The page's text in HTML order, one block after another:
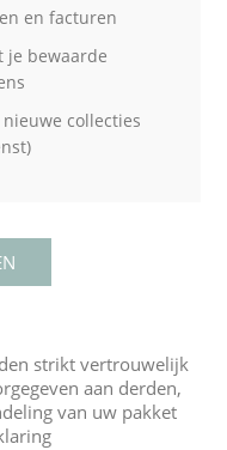
en facturen
je bewaarde
collecties
strikt vertrouwelijk
aan derden,
van uw pakket